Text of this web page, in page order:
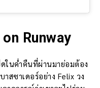
Runway
ในค่ำคืนที่ผ่านมาย่อมต้อง
สซาเดอร์อย่าง Felix วง